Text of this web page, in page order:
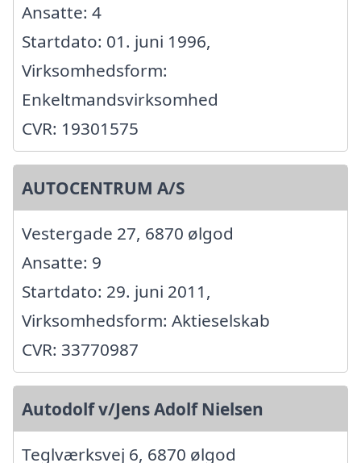
Ansatte: 4
Startdato: 01. juni 1996,
Virksomhedsform:
Enkeltmandsvirksomhed
CVR: 19301575
AUTOCENTRUM A/S
Vestergade 27, 6870 ølgod
Ansatte: 9
Startdato: 29. juni 2011,
Virksomhedsform: Aktieselskab
CVR: 33770987
Autodolf v/Jens Adolf Nielsen
Teglværksvej 6, 6870 ølgod